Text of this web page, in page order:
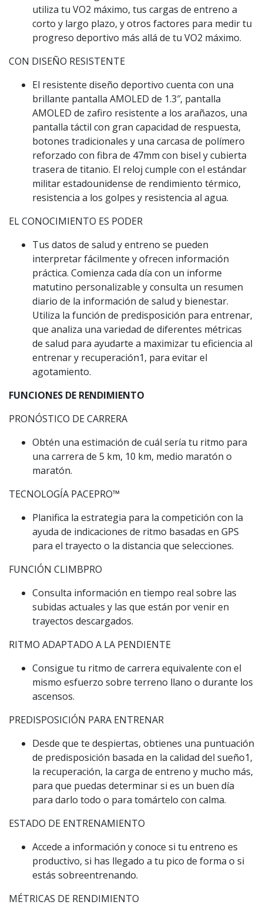
utiliza tu VO2 máximo, tus cargas de entreno a
corto y largo plazo, y otros factores para medir tu
progreso deportivo más allá de tu VO2 máximo.
CON DISEÑO RESISTENTE
El resistente diseño deportivo cuenta con una
brillante pantalla AMOLED de 1.3″, pantalla
AMOLED de zafiro resistente a los arañazos, una
pantalla táctil con gran capacidad de respuesta,
botones tradicionales y una carcasa de polímero
reforzado con fibra de 47mm con bisel y cubierta
trasera de titanio. El reloj cumple con el estándar
militar estadounidense de rendimiento térmico,
resistencia a los golpes y resistencia al agua.
EL CONOCIMIENTO ES PODER
Tus datos de salud y entreno se pueden
interpretar fácilmente y ofrecen información
práctica. Comienza cada día con un informe
matutino personalizable y consulta un resumen
diario de la información de salud y bienestar.
Utiliza la función de predisposición para entrenar,
que analiza una variedad de diferentes métricas
de salud para ayudarte a maximizar tu eficiencia al
entrenar y recuperación1, para evitar el
agotamiento.
FUNCIONES DE RENDIMIENTO
PRONÓSTICO DE CARRERA
Obtén una estimación de cuál sería tu ritmo para
una carrera de 5 km, 10 km, medio maratón o
maratón.
TECNOLOGÍA PACEPRO™️
Planifica la estrategia para la competición con la
ayuda de indicaciones de ritmo basadas en GPS
para el trayecto o la distancia que selecciones.
FUNCIÓN CLIMBPRO
Consulta información en tiempo real sobre las
subidas actuales y las que están por venir en
trayectos descargados.
RITMO ADAPTADO A LA PENDIENTE
Consigue tu ritmo de carrera equivalente con el
mismo esfuerzo sobre terreno llano o durante los
ascensos.
PREDISPOSICIÓN PARA ENTRENAR
Desde que te despiertas, obtienes una puntuación
de predisposición basada en la calidad del sueño1,
la recuperación, la carga de entreno y mucho más,
para que puedas determinar si es un buen día
para darlo todo o para tomártelo con calma.
ESTADO DE ENTRENAMIENTO
Accede a información y conoce si tu entreno es
productivo, si has llegado a tu pico de forma o si
estás sobreentrenando.
MÉTRICAS DE RENDIMIENTO